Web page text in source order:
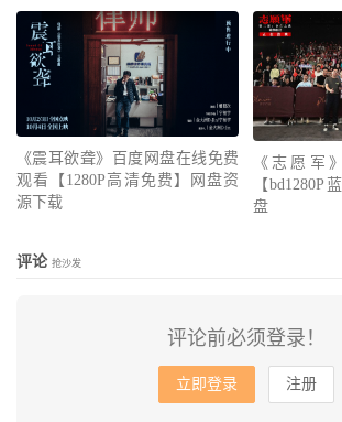
《震耳欲聋》百度网盘在线免费
观看【1280P高清免费】网盘资
源下载
《志愿军
【bd1280P
盘
评论 抢沙发
评论前必须登录！
立即登录 注册